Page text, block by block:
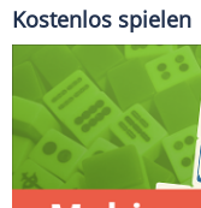
Kostenlos spielen